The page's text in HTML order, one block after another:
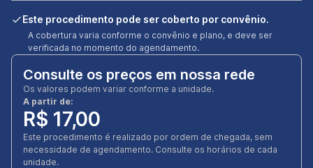
Este procedimento pode ser coberto por convênio.
A cobertura varia conforme o convênio e plano, e deve ser
verificada no momento do agendamento.
Consulte os preços em nossa rede
Os valores podem variar conforme a unidade.
A partir de:
R$ 17,00
Este procedimento é realizado por ordem de chegada, sem
necessidade de agendamento. Consulte os horários de cada
unidade.